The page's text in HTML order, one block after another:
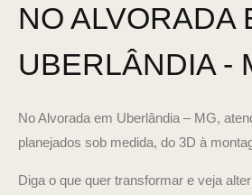
NO ALVORADA
UBERLÂNDIA -
No Alvorada em Uberlândia – MG,
planejados sob medida, do 3D à
Diga o que quer transformar e veja